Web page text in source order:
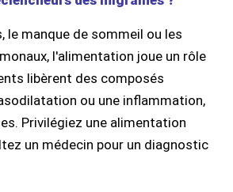
le manque de sommeil ou les
l'alimentation joue un rôle
libèrent des composés
ou une inflammation,
Privilégiez une alimentation
un médecin pour un diagnostic